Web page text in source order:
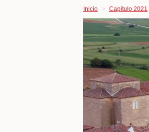
Inicio Capítulo 2021